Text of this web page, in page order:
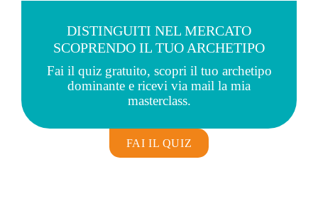
DISTINGUITI NEL MERCATO
SCOPRENDO IL TUO ARCHETIPO
Fai il quiz gratuito, scopri il tuo archetipo
dominante e ricevi via mail la mia
masterclass.
FAI IL QUIZ